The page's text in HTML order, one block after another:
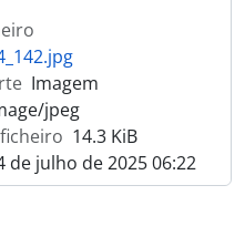
Imagem
jpeg
14.3 KiB
de julho de 2025 06:22